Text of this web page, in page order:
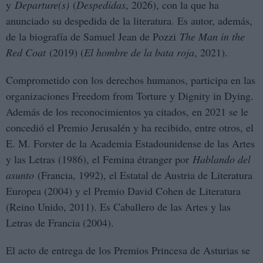
y Departure(s) (Despedidas, 2026), con la que ha
anunciado su despedida de la literatura. Es autor, además,
de la biografía de Samuel Jean de Pozzi The Man in the
Red Coat (2019) (El hombre de la bata roja, 2021).
Comprometido con los derechos humanos, participa en las
organizaciones Freedom from Torture y Dignity in Dying.
Además de los reconocimientos ya citados, en 2021 se le
concedió el Premio Jerusalén y ha recibido, entre otros, el
E. M. Forster de la Academia Estadounidense de las Artes
y las Letras (1986), el Femina étranger por Hablando del
asunto (Francia, 1992), el Estatal de Austria de Literatura
Europea (2004) y el Premio David Cohen de Literatura
(Reino Unido, 2011). Es Caballero de las Artes y las
Letras de Francia (2004).
El acto de entrega de los Premios Princesa de Asturias se